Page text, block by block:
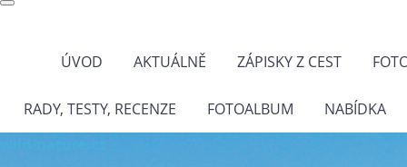
ÚVOD AKTUÁLNĚ ZÁPISKY Z CEST
RADY, TESTY, RECENZE FOTOALBUM NABÍDKA